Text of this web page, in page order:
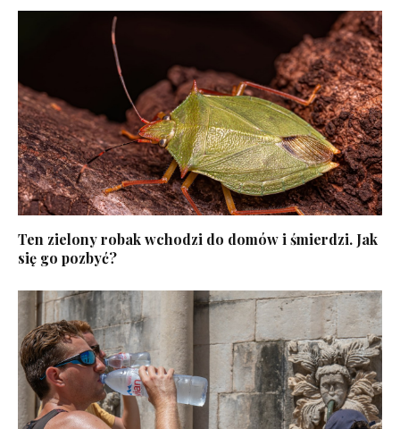
Ten zielony robak wchodzi do domów i śmierdzi. Jak
się go pozbyć?